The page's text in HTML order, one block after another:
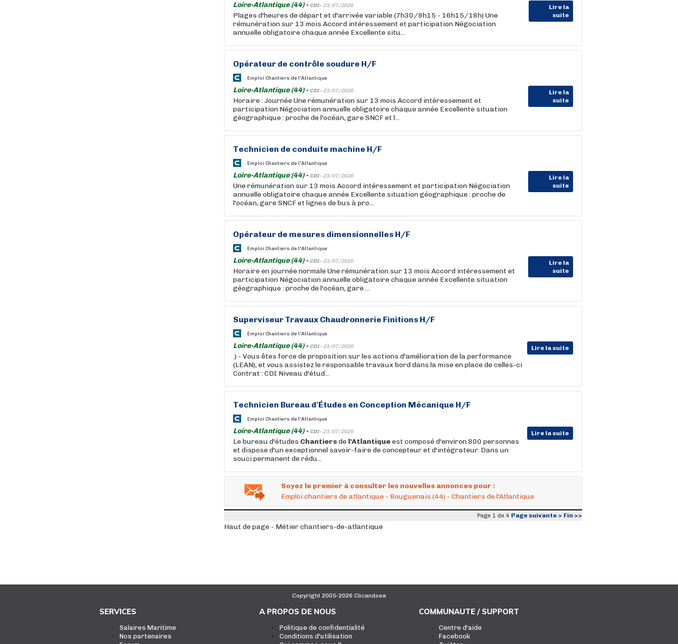
Loire-Atlantique (44) - CDI - 23/07/2026
Lire la
suite
Plages d'heures de départ et d'arrivée variable (7h30/9h15 - 16h15/18h) Une
rémunération sur 13 mois Accord intéressement et participation Négociation
annuelle obligatoire chaque année Excellente situ...
Opérateur de contrôle soudure H/F
Emploi Chantiers de l'Atlantique
Loire-Atlantique (44) - CDI - 23/07/2026
Lire la
suite
Horaire : Journée Une rémunération sur 13 mois Accord intéressement et
participation Négociation annuelle obligatoire chaque année Excellente situation
géographique : proche de l'océan, gare SNCF et l...
Technicien de conduite machine H/F
Emploi Chantiers de l'Atlantique
Loire-Atlantique (44) - CDI - 23/07/2026
Lire la
suite
Une rémunération sur 13 mois Accord intéressement et participation Négociation
annuelle obligatoire chaque année Excellente situation géographique : proche de
l'océan, gare SNCF et lignes de bus à pro...
Opérateur de mesures dimensionnelles H/F
Emploi Chantiers de l'Atlantique
Loire-Atlantique (44) - CDI - 23/07/2026
Lire la
suite
Horaire en journée normale Une rémunération sur 13 mois Accord intéressement et
participation Négociation annuelle obligatoire chaque année Excellente situation
géographique : proche de l'océan, gare ...
Superviseur Travaux Chaudronnerie Finitions H/F
Emploi Chantiers de l'Atlantique
Loire-Atlantique (44) - CDI - 23/07/2026 Lire la suite
.) - Vous êtes force de proposition sur les actions d'amélioration de la performance
(LEAN), et vous assistez le responsable travaux bord dans la mise en place de celles-ci
Contrat : CDI Niveau d'étud...
Technicien Bureau d'Études en Conception Mécanique H/F
Emploi Chantiers de l'Atlantique
Loire-Atlantique (44) - CDI - 23/07/2026 Lire la suite
Le bureau d'études Chantiersde l'Atlantiqueest composé d'environ 800 personnes
et dispose d'un exceptionnel savoir-faire de concepteur et d'intégrateur. Dans un
souci permanent de rédu...
Soyez le premier à consulter les nouvelles annonces pour :
Emploi chantiers de atlantique - Bouguenais (44) - Chantiers de l'Atlantique
Page 1 de 4 Page suivante > Fin >>
Haut de page - Métier chantiers-de-atlantique
Copyright 2005-2026 Clicandsea
SERVICES
Salaires Maritime
Nos partenaires
A PROPOS DE NOUS
Politique de confidentialité
Conditions d'utilisation
COMMUNAUTE / SUPPORT
Centre d'aide
Facebook